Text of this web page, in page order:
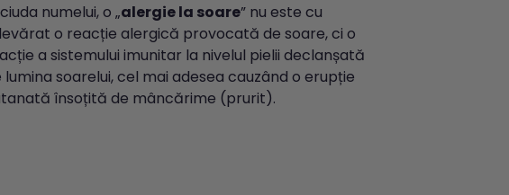
numelui, o „alergie la soare” nu este cu
o reacție alergică provocată de soare, ci o
a sistemului imunitar la nivelul pielii declanșată
lumina soarelui, cel mai adesea cauzând o erupție
însoțită de mâncărime (prurit).